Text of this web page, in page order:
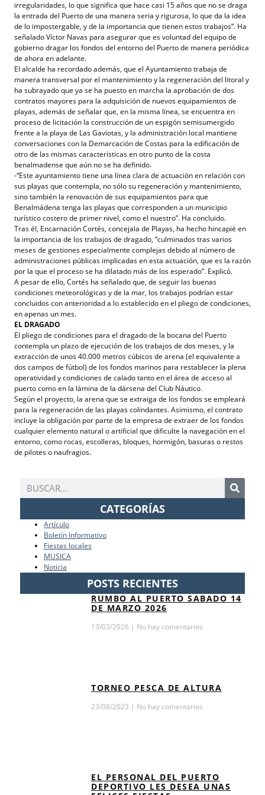
irregularidades, lo que significa que hace casi 15 años que no se draga
la entrada del Puerto de una manera seria y rigurosa, lo que da la idea
de lo impostergable, y de la importancia que tienen estos trabajos”. Ha
señalado Víctor Navas para asegurar que es voluntad del equipo de
gobierno dragar los fondos del entorno del Puerto de manera periódica
de ahora en adelante.
El alcalde ha recordado además, que el Ayuntamiento trabaja de
manera transversal por el mantenimiento y la regeneración del litoral y
ha subrayado que ya se ha puesto en marcha la aprobación de dos
contratos mayores para la adquisición de nuevos equipamientos de
playas, además de señalar que, en la misma línea, se encuentra en
proceso de licitación la construcción de un espigón semisumergido
frente a la playa de Las Gaviotas, y la administración local mantiene
conversaciones con la Demarcación de Costas para la edificación de
otro de las mismas características en otro punto de la costa
benalmadense que aún no se ha definido.
-“Este ayuntamiento tiene una línea clara de actuación en relación con
sus playas que contempla, no sólo su regeneración y mantenimiento,
sino también la renovación de sus equipamientos para que
Benalmádena tenga las playas que corresponden a un municipio
turístico costero de primer nivel, como el nuestro”. Ha concluido.
Tras él, Encarnación Cortés, concejala de Playas, ha hecho hincapié en
la importancia de los trabajos de dragado, “culminados tras varios
meses de gestiones especialmente complejas debido al número de
administraciones públicas implicadas en esta actuación, que es la razón
por la que el proceso se ha dilatado más de los esperado”. Explicó.
A pesar de ello, Cortés ha señalado que, de seguir las buenas
condiciones meteorológicas y de la mar, los trabajos podrían estar
concluidos con anterioridad a lo establecido en el pliego de condiciones,
en apenas un mes.
EL DRAGADO
El pliego de condiciones para el dragado de la bocana del Puerto
contempla un plazo de ejecución de los trabajos de dos meses, y la
extracción de unos 40.000 metros cúbicos de arena (el equivalente a
dos campos de fútbol) de los fondos marinos para restablecer la plena
operatividad y condiciones de calado tanto en el área de acceso al
puerto como en la lámina de la dársena del Club Náutico.
Según el proyecto, la arena que se extraiga de los fondos se empleará
para la regeneración de las playas colindantes. Asimismo, el contrato
incluye la obligación por parte de la empresa de extraer de los fondos
cualquier elemento natural o artificial que dificulte la navegación en el
entorno, como rocas, escolleras, bloques, hormigón, basuras o restos
de pilotes o naufragios.
CATEGORÍAS
Artículo
Boletín Informativo
Fiestas locales
MUSICA
Noticia
POSTS RECIENTES
RUMBO AL PUERTO SABADO 14
DE MARZO 2026
13/03/2026 No hay comentarios
TORNEO PESCA DE ALTURA
23/08/2023 No hay comentarios
EL PERSONAL DEL PUERTO
DEPORTIVO LES DESEA UNAS